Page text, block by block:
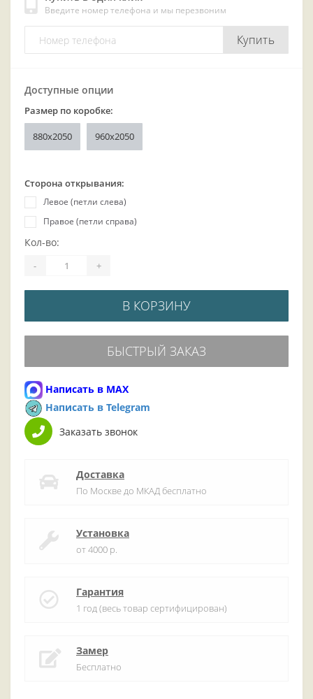
Введите номер телефона и мы перезвоним
Купить
Доступные опции
Размер по коробке:
880x2050 960x2050
Сторона открывания:
Левое (петли слева)
Правое (петли справа)
Кол-во:
- +
В КОРЗИНУ
БЫСТРЫЙ ЗАКАЗ
Написать в MAX
Написать в Telegram
Заказать звонок
Доставка
По Москве до МКАД бесплатно
Установка
от 4000 р.
Гарантия
1 год (весь товар сертифицирован)
Замер
Бесплатно